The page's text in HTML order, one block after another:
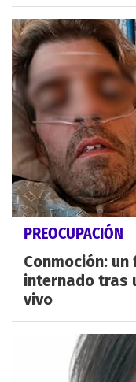
PREOCUPACIÓN
Conmoción:
internado tras
vivo